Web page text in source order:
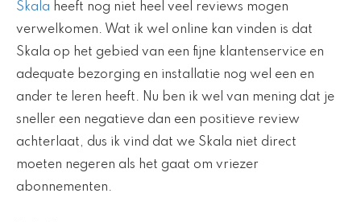
Skala heeft nog niet heel veel reviews mogen
verwelkomen. Wat ik wel online kan vinden is dat
Skala op het gebied van een fijne klantenservice en
adequate bezorging en installatie nog wel een en
ander te leren heeft. Nu ben ik wel van mening dat je
sneller een negatieve dan een positieve review
achterlaat, dus ik vind dat we Skala niet direct
moeten negeren als het gaat om vriezer
abonnementen.